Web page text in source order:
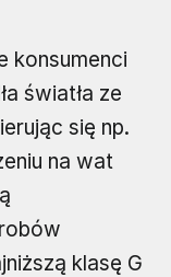
konsumenci
światła ze
się np.
na wat
klasę G